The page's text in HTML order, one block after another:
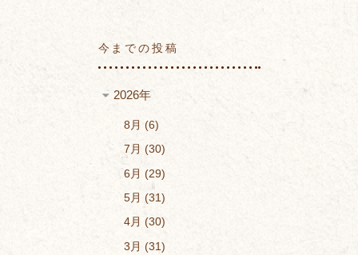
今までの投稿
2026年
8月
6
7月
30
6月
29
5月
31
4月
30
3月
31